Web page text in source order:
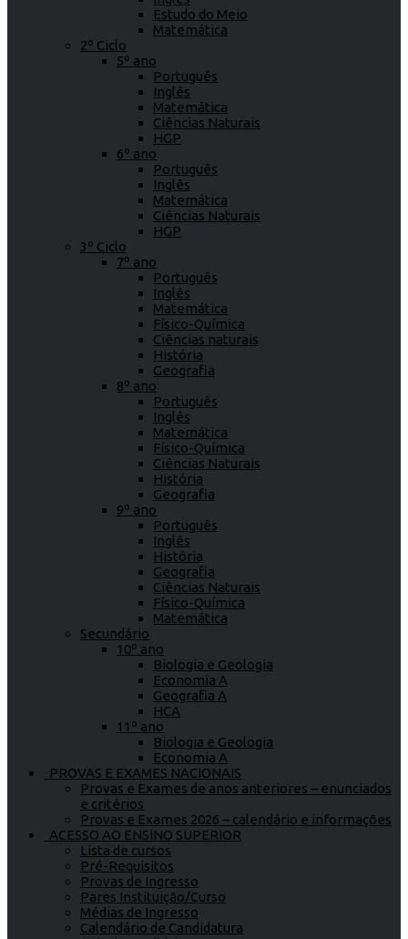
Estudo do Meio
Matemática
2º Ciclo
5º ano
Português
Inglês
Matemática
Ciências Naturais
HGP
6º ano
Português
Inglês
Matemática
Ciências Naturais
HGP
3º Ciclo
7º ano
Português
Inglês
Matemática
Físico-Química
Ciências naturais
História
Geografia
8º ano
Português
Inglês
Matemática
Físico-Química
Ciências Naturais
História
Geografia
9º ano
Português
Inglês
História
Geografia
Ciências Naturais
Físico-Química
Matemática
Secundário
10º ano
Biologia e Geologia
Economia A
Geografia A
HCA
11º ano
Biologia e Geologia
Economia A
PROVAS E EXAMES NACIONAIS
Provas e Exames de anos anteriores – enunciados
e critérios
Provas e Exames 2026 – calendário e informações
ACESSO AO ENSINO SUPERIOR
Lista de cursos
Pré-Requisitos
Provas de Ingresso
Pares Instituição/Curso
Médias de Ingresso
Calendário de Candidatura